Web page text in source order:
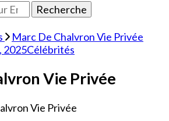
Marc De Chalvron Vie Privée
2025Célébrités
Vie Privée